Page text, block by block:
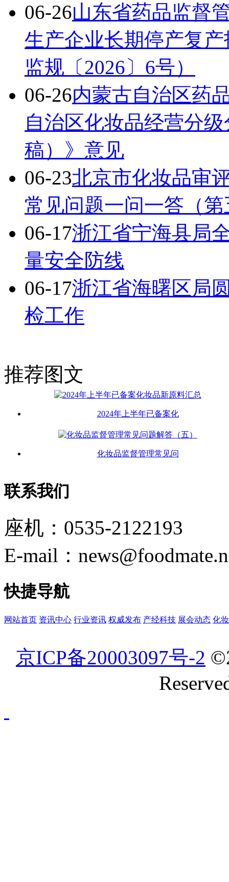
06-26山东省药品监督
生产企业长期停产复
监规〔2026〕6号）
06-26内蒙古自治区药
自治区化妆品经营分
稿）》意见
06-23北京市化妆品审
常见问题一问一答（
06-17浙江省宁海县局
量安全防线
06-17浙江省海曙区局
检工作
推荐图文
2024年上半年已备案化
化妆品监督管理常见问
联系我们
座机：0535-2122193
E-mail：
快捷导航
网站首页 资讯中心 行业资讯 权威发布 产经科技 展会动态 化
京ICP备20003097号-2